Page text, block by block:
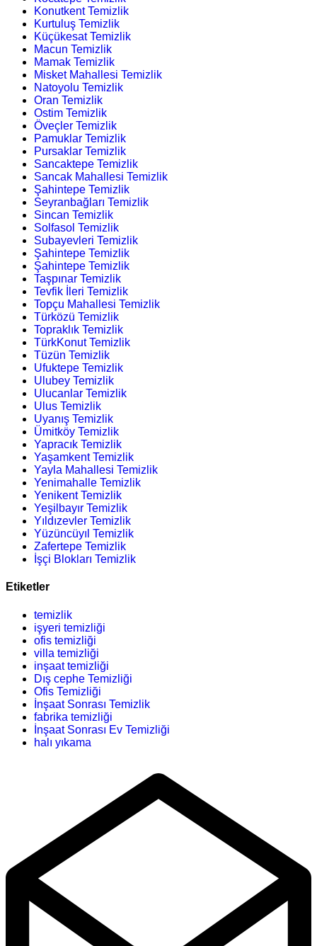
Konutkent Temizlik
Kurtuluş Temizlik
Küçükesat Temizlik
Macun Temizlik
Mamak Temizlik
Misket Mahallesi Temizlik
Natoyolu Temizlik
Oran Temizlik
Ostim Temizlik
Öveçler Temizlik
Pamuklar Temizlik
Pursaklar Temizlik
Sancaktepe Temizlik
Sancak Mahallesi Temizlik
Şahintepe Temizlik
Seyranbağları Temizlik
Sincan Temizlik
Solfasol Temizlik
Subayevleri Temizlik
Şahintepe Temizlik
Şahintepe Temizlik
Taşpınar Temizlik
Tevfik İleri Temizlik
Topçu Mahallesi Temizlik
Türközü Temizlik
Topraklık Temizlik
TürkKonut Temizlik
Tüzün Temizlik
Ufuktepe Temizlik
Ulubey Temizlik
Ulucanlar Temizlik
Ulus Temizlik
Uyanış Temizlik
Ümitköy Temizlik
Yapracık Temizlik
Yaşamkent Temizlik
Yayla Mahallesi Temizlik
Yenimahalle Temizlik
Yenikent Temizlik
Yeşilbayır Temizlik
Yıldızevler Temizlik
Yüzüncüyıl Temizlik
Zafertepe Temizlik
İşçi Blokları Temizlik
Etiketler
temizlik
işyeri temizliği
ofis temizliği
villa temizliği
inşaat temizliği
Dış cephe Temizliği
Ofis Temizliği
İnşaat Sonrası Temizlik
fabrika temizliği
İnşaat Sonrası Ev Temizliği
halı yıkama